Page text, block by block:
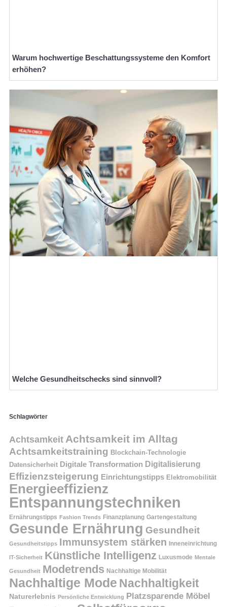
Warum hochwertige Beschattungssysteme den Komfort
erhöhen?
Welche Gesundheitschecks sind sinnvoll?
Schlagwörter
Achtsamkeit Achtsamkeit im Alltag
Achtsamkeitstraining Blockchain-Technologie
Datensicherheit Digitale Transformation Digitalisierung
Effizienzsteigerung Einrichtungstipps Elektromobilität
Energieeffizienz
Entspannungstechniken
Ernährungstipps Fashion Trends Finanzplanung Gartengestaltung
Gesunde Ernährung Gesundheit
Gesundheitstipps Immunsystem stärken Inneneinrichtung
IT-Sicherheit Künstliche Intelligenz Luxusmode Mentale
Gesundheit Modetrends Nachhaltige Mobilität
Nachhaltige Mode Nachhaltigkeit
Naturerlebnis Persönliche Entwicklung Platzsparende Möbel